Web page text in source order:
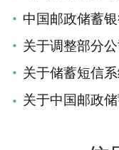
中国邮政储蓄
关于调整部分
关于储蓄短信
关于中国邮政